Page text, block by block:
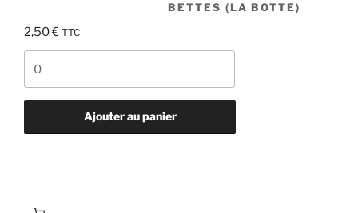
BETTES (LA BOTTE)
2,50€ TTC
de
Bettes
botte)
Ajouter au panier